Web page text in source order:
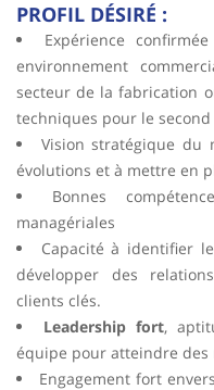
PROFIL DÉSIRÉ :
Expérience
environnement
secteur de la fabrication
techniques pour le
Vision stratégique du
évolutions et à mettre en
Bonnes
managériales
Capacité à identifier
développer des
clients clés.
Leadership fort,
équipe pour atteindre des
Engagement fort